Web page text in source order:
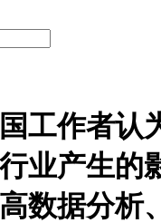
工作者认
业产生的
数据分析